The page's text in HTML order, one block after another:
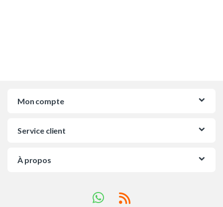
Mon compte
Service client
À propos